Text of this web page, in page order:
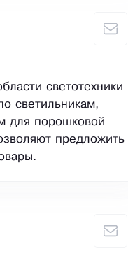
светотехники
светильникам,
для порошковой
предложить